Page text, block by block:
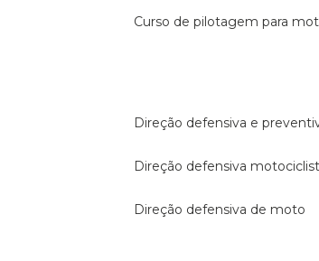
curso de pilotagem para
direção defensiva e
direção defensiva
direção defensiva de moto